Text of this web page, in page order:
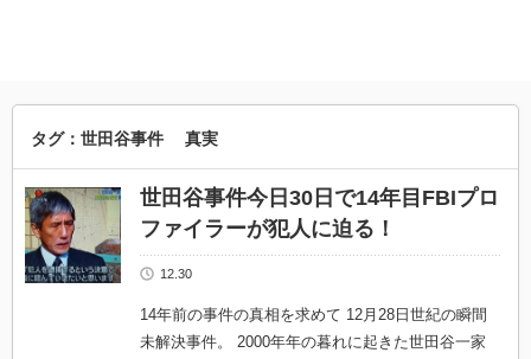
タグ：世田谷事件 真実
世田谷事件今日30日で14年目FBIプロ
ファイラーが犯人に迫る！
12.30
14年前の事件の真相を求めて 12月28日世紀の瞬間
未解決事件。 2000年年の暮れに起きた世田谷一家